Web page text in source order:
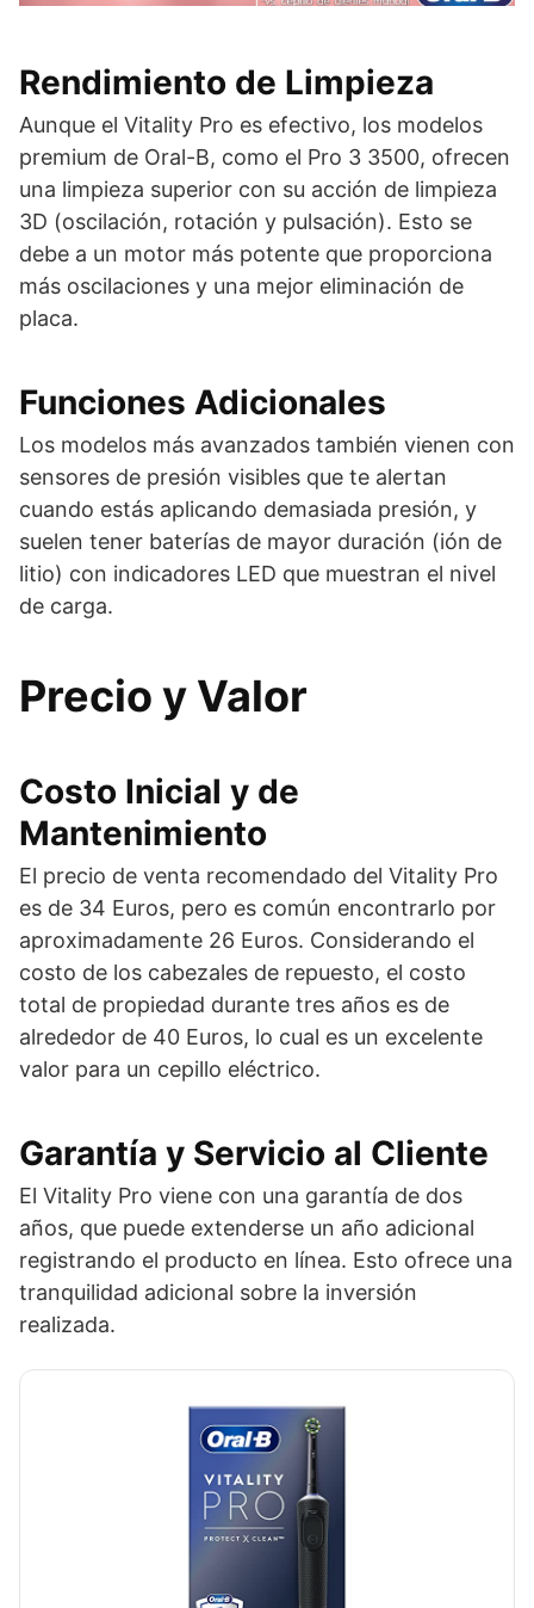
Rendimiento de Limpieza
Aunque el Vitality Pro es efectivo, los modelos
premium de Oral-B, como el Pro 3 3500, ofrecen
una limpieza superior con su acción de limpieza
3D (oscilación, rotación y pulsación). Esto se
debe a un motor más potente que proporciona
más oscilaciones y una mejor eliminación de
placa.
Funciones Adicionales
Los modelos más avanzados también vienen con
sensores de presión visibles que te alertan
cuando estás aplicando demasiada presión, y
suelen tener baterías de mayor duración (ión de
litio) con indicadores LED que muestran el nivel
de carga.
Precio y Valor
Costo Inicial y de
Mantenimiento
El precio de venta recomendado del Vitality Pro
es de 34 Euros, pero es común encontrarlo por
aproximadamente 26 Euros. Considerando el
costo de los cabezales de repuesto, el costo
total de propiedad durante tres años es de
alrededor de 40 Euros, lo cual es un excelente
valor para un cepillo eléctrico.
Garantía y Servicio al Cliente
El Vitality Pro viene con una garantía de dos
años, que puede extenderse un año adicional
registrando el producto en línea. Esto ofrece una
tranquilidad adicional sobre la inversión
realizada.